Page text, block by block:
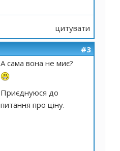
цитувати
#3
А сама вона не миє?
Приєднуюся до
питання про ціну.